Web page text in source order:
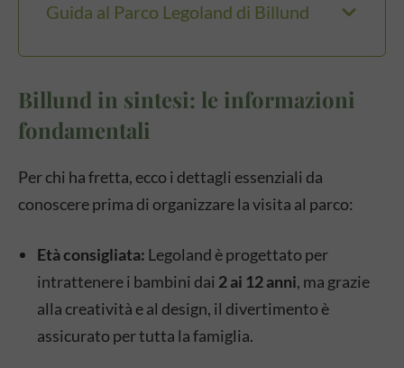
Guida al Parco Legoland di Billund
Billund in sintesi: le informazioni
fondamentali
Per chi ha fretta, ecco i dettagli essenziali da
conoscere prima di organizzare la visita al parco:
Età consigliata: Legoland è progettato per
intrattenere i bambini dai 2 ai 12 anni, ma grazie
alla creatività e al design, il divertimento è
assicurato per tutta la famiglia.